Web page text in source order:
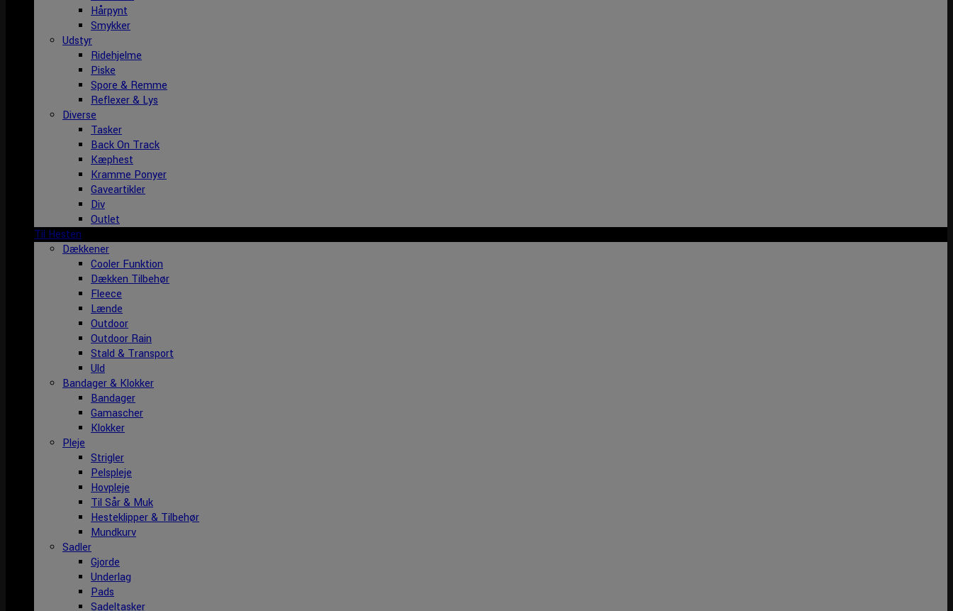
Hårpynt
Smykker
Udstyr
Ridehjelme
Piske
Spore & Remme
Reflexer & Lys
Diverse
Tasker
Back On Track
Kæphest
Kramme Ponyer
Gaveartikler
Div
Outlet
Til Hesten
Dækkener
Cooler Funktion
Dækken Tilbehør
Fleece
Lænde
Outdoor
Outdoor Rain
Stald & Transport
Uld
Bandager & Klokker
Bandager
Gamascher
Klokker
Pleje
Strigler
Pelspleje
Hovpleje
Til Sår & Muk
Hesteklipper & Tilbehør
Mundkurv
Sadler
Gjorde
Underlag
Pads
Sadeltasker